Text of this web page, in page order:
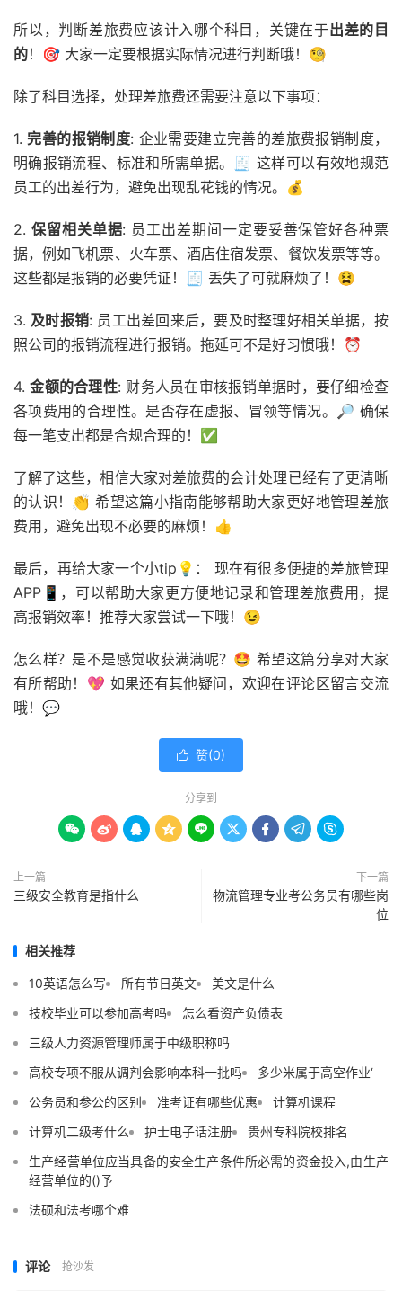
所以，判断差旅费应该计入哪个科目，关键在于出差的目
的！🎯 大家一定要根据实际情况进行判断哦！🧐
除了科目选择，处理差旅费还需要注意以下事项：
1.完善的报销制度: 企业需要建立完善的差旅费报销制度，
明确报销流程、标准和所需单据。🧾 这样可以有效地规范
员工的出差行为，避免出现乱花钱的情况。💰
2. 保留相关单据: 员工出差期间一定要妥善保管好各种票
据，例如飞机票、火车票、酒店住宿发票、餐饮发票等等。
这些都是报销的必要凭证！🧾 丢失了可就麻烦了！😫
3.及时报销: 员工出差回来后，要及时整理好相关单据，按
照公司的报销流程进行报销。拖延可不是好习惯哦！⏰
4.金额的合理性: 财务人员在审核报销单据时，要仔细检查
各项费用的合理性。是否存在虚报、冒领等情况。🔎 确保
每一笔支出都是合规合理的！✅
了解了这些，相信大家对差旅费的会计处理已经有了更清晰
的认识！👏 希望这篇小指南能够帮助大家更好地管理差旅
费用，避免出现不必要的麻烦！👍
最后，再给大家一个小tip💡： 现在有很多便捷的差旅管理
APP📱，可以帮助大家更方便地记录和管理差旅费用，提
高报销效率！推荐大家尝试一下哦！😉
怎么样？是不是感觉收获满满呢？🤩 希望这篇分享对大家
有所帮助！💖 如果还有其他疑问，欢迎在评论区留言交流
哦！💬
 赞(0)
分享到
        
上一篇
三级安全教育是指什么
下一篇
物流管理专业考公务员有哪些岗
位
相关推荐
10英语怎么写 所有节日英文
美文是什么
技校毕业可以参加高考吗
怎么看资产负债表
三级人力资源管理师属于中级职称吗
高校专项不服从调剂会影响本科一批吗
多少米属于高空作业‘
公务员和参公的区别
准考证有哪些优惠
计算机课程
计算机二级考什么
护士电子话注册
贵州专科院校排名
生产经营单位应当具备的安全生产条件所必需的资金投入,由生产
经营单位的()予
法硕和法考哪个难
评论 抢沙发